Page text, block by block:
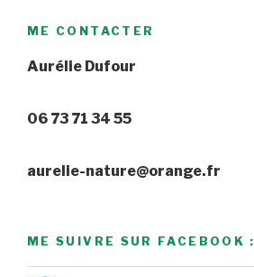
ME CONTACTER
Aurélie Dufour
06 73 71 34 55
aurelie-nature@orange.fr
ME SUIVRE SUR FACEBOOK :